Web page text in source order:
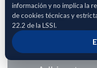
asociada a cada unidad
tenencia del cultivo
caracterizar de forma
olivar y su tipología
información y no implica la
de cookies técnicas y
22.2 de la LSSI.